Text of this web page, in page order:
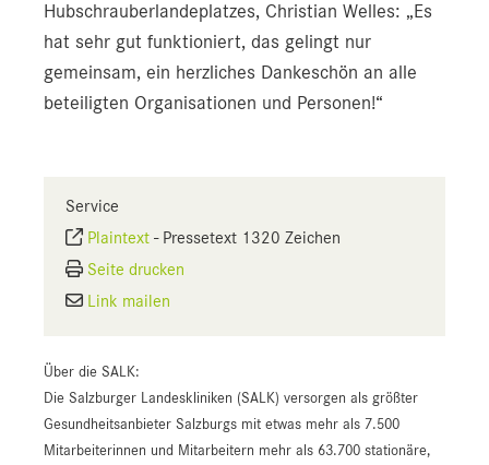
Hubschrauberlandeplatzes, Christian Welles: „Es
hat sehr gut funktioniert, das gelingt nur
gemeinsam, ein herzliches Dankeschön an alle
beteiligten Organisationen und Personen!“
Service
Plaintext - Pressetext 1320 Zeichen
Seite drucken
Link mailen
Über die SALK:
Die Salzburger Landeskliniken (SALK) versorgen als größter
Gesundheitsanbieter Salzburgs mit etwas mehr als 7.500
Mitarbeiterinnen und Mitarbeitern mehr als 63.700 stationäre,